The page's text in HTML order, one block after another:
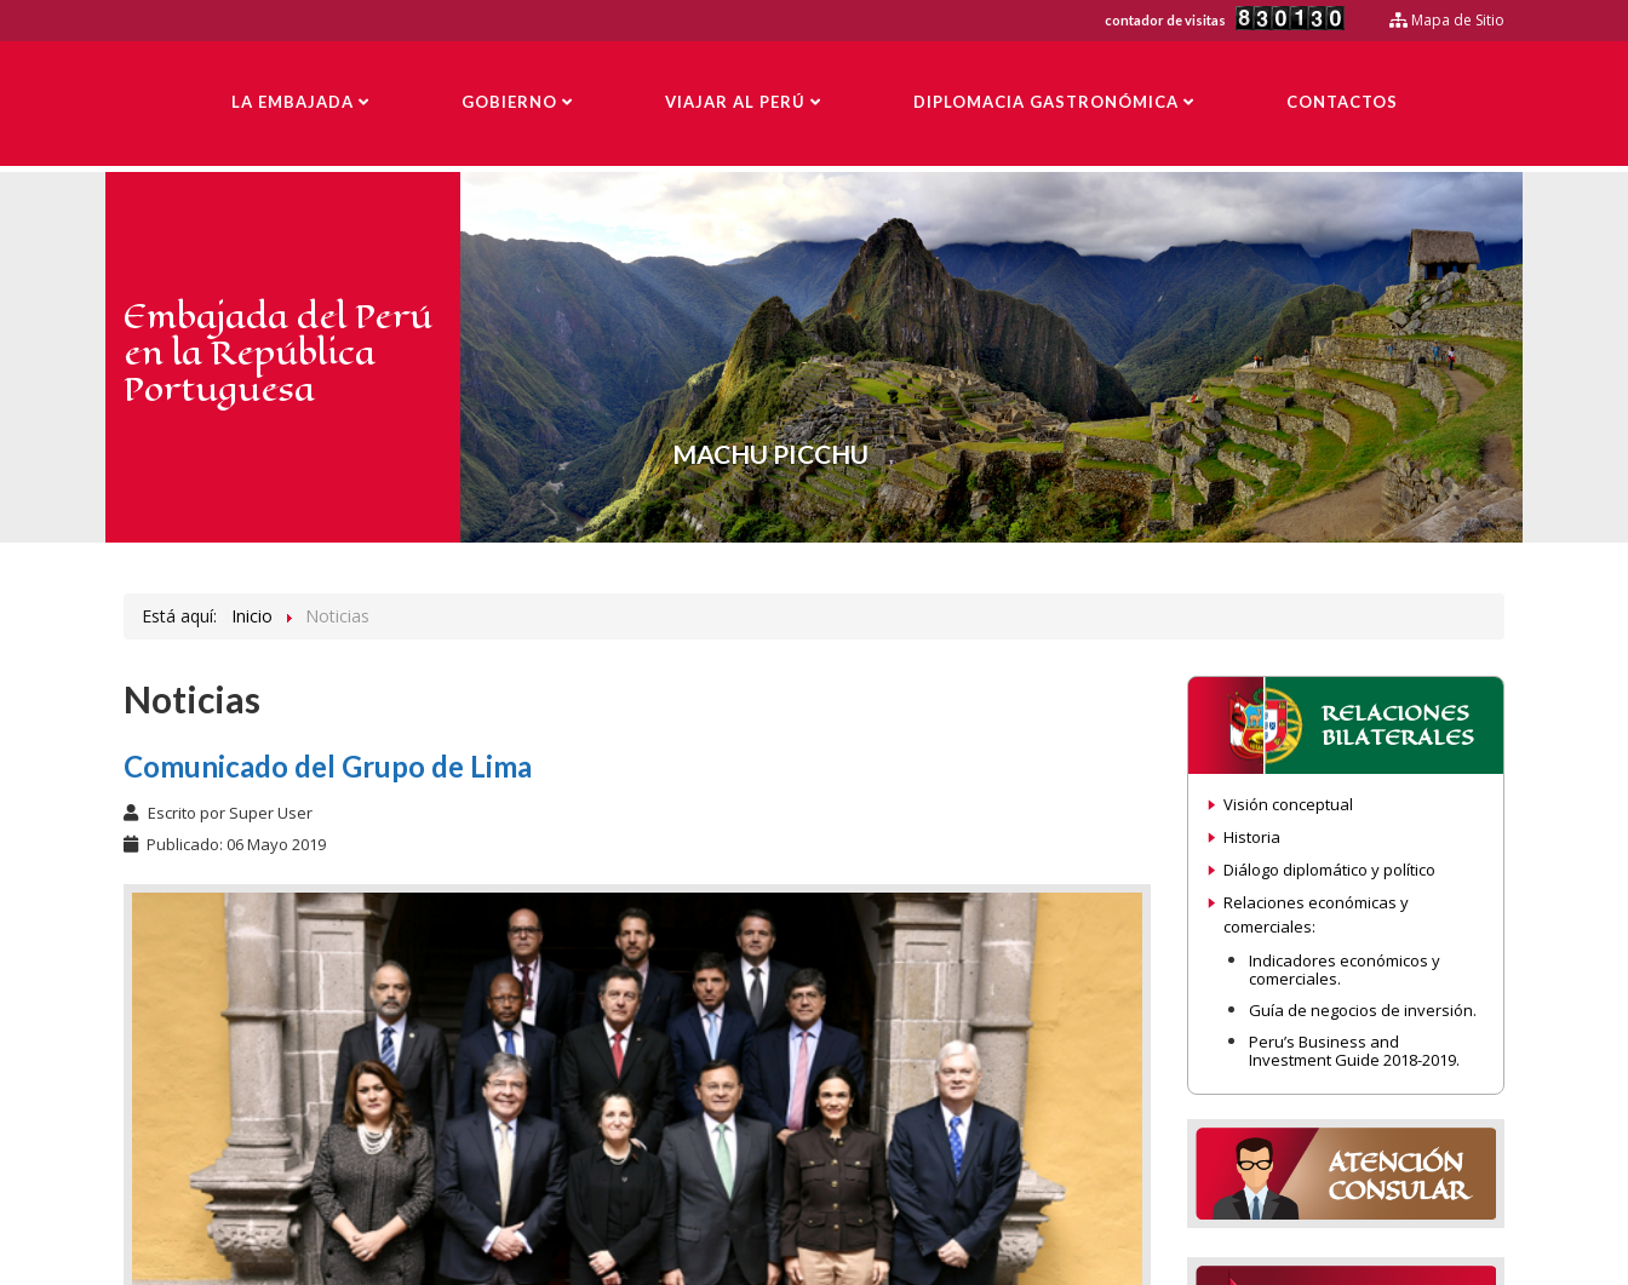
Mapa de Sitio
contador de visitas
LA EMBAJADA GOBIERNO VIAJAR AL PERÚ DIPLOMACIA GASTRONÓMICA CONTACTOS
Embajada del Perú
en la República
Portuguesa
MACHU PICCHU
Está aquí: Inicio Noticias
Noticias
Comunicado del Grupo de Lima
Escrito por Super User
Publicado: 06 Mayo 2019
RELACIONES
BILATERALES
Visión conceptual
Historia
Diálogo diplomático y político
Relaciones económicas y
comerciales:
Indicadores económicos y
comerciales.
Guía de negocios de inversión.
Peru’s Business and
Investment Guide 2018-2019.